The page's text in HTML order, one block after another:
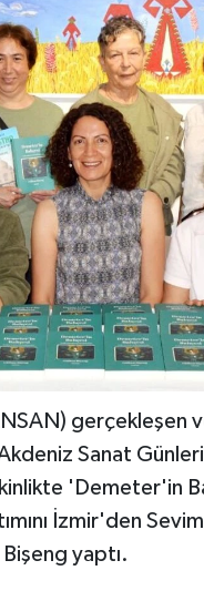
gerçekleşen
Sanat
'Demeter'in
İzmir'den
yaptı.